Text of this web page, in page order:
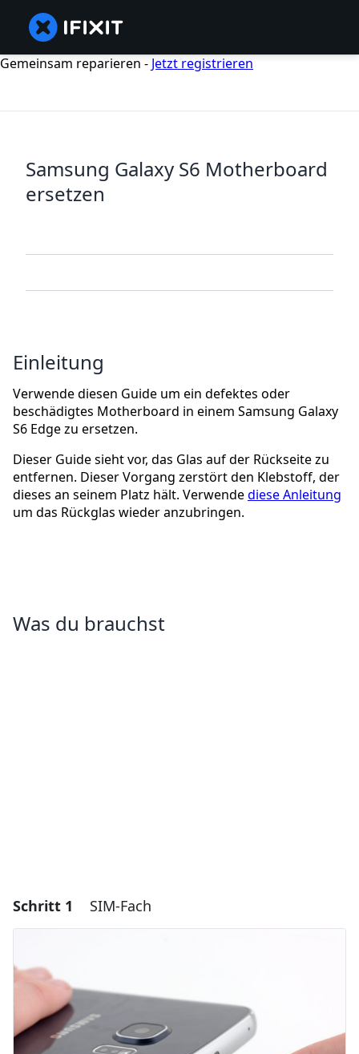
Gemeinsam reparieren - Jetzt registrieren
Samsung Galaxy S6 Motherboard
ersetzen
Einleitung
Verwende diesen Guide um ein defektes oder
beschädigtes Motherboard in einem Samsung Galaxy
S6 Edge zu ersetzen.
Dieser Guide sieht vor, das Glas auf der Rückseite zu
entfernen. Dieser Vorgang zerstört den Klebstoff, der
dieses an seinem Platz hält. Verwendediese Anleitung
um das Rückglas wieder anzubringen.
Was du brauchst
Schritt 1 SIM-Fach